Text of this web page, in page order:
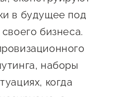
в будущее под
бизнеса.
наборы
когда